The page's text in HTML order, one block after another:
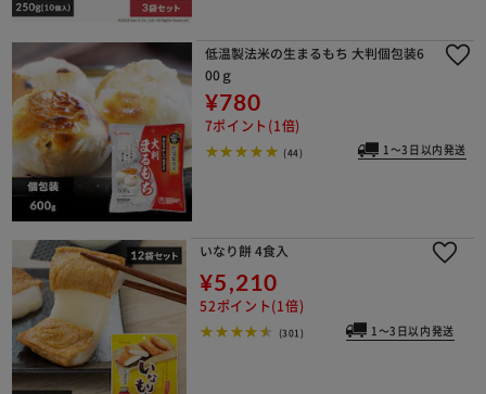
低温製法米の生まるもち 大判個包装6
00ｇ
¥780
7ポイント(1倍)
(44) 1～3日以内発送
いなり餅 4食入
¥5,210
52ポイント(1倍)
(301) 1～3日以内発送